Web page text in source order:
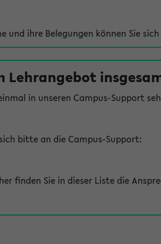
und ihre Belegungen können Sie
Lehrangebot
in unseren Campus-Support
bitte an die Campus-Support:
finden Sie in dieser Liste die